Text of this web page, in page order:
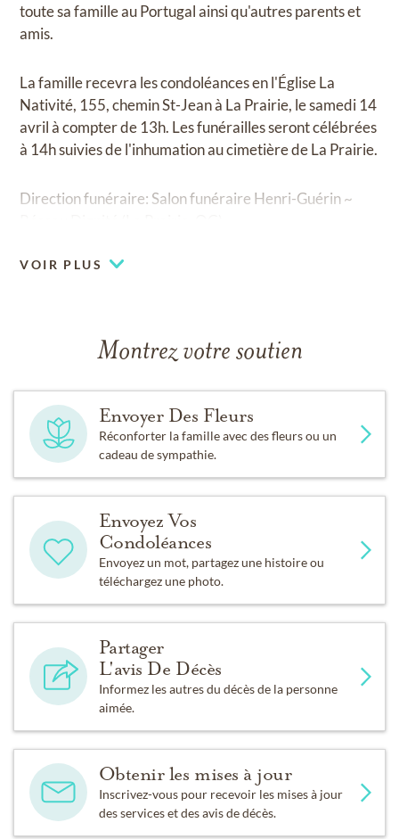
toute sa famille au Portugal ainsi qu'autres parents et
amis.
La famille recevra les condoléances en l'Église La
Nativité, 155, chemin St-Jean à La Prairie, le samedi 14
avril à compter de 13h. Les funérailles seront célébrées
à 14h suivies de l'inhumation au cimetière de La Prairie.
Direction funéraire: Salon funéraire Henri-Guérin ~
VOIR PLUS
Montrez votre soutien
Envoyer Des Fleurs
Réconforter la famille avec des fleurs ou un
cadeau de sympathie.
Envoyez Vos
Condoléances
Envoyez un mot, partagez une histoire ou
téléchargez une photo.
Partager
L'avis De Décès
Informez les autres du décès de la personne
aimée.
Obtenir les mises à jour
Inscrivez-vous pour recevoir les mises à jour
des services et des avis de décès.